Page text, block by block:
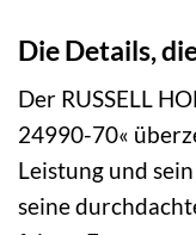
Die Details,
Der RUSSELL
24990-70«
Leistung und
seine